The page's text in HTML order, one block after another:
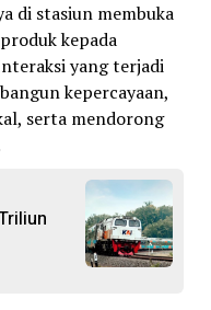
di stasiun membuka
kepada
yang terjadi
kepercayaan,
serta mendorong